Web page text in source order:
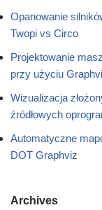
Opanowanie
Twopi vs Circo
Projektowanie
przy użyciu
Wizualizacja
źródłowych
Automatyczne
DOT Graphviz
Archives